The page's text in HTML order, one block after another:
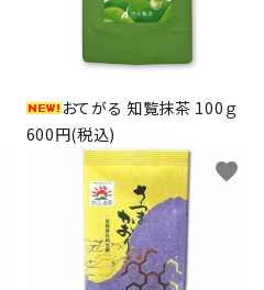
おてがる 知覧抹茶 100ｇ
600円(税込)
favorite